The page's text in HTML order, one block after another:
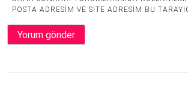
POSTA ADRESIM VE SITE ADRESIM BU